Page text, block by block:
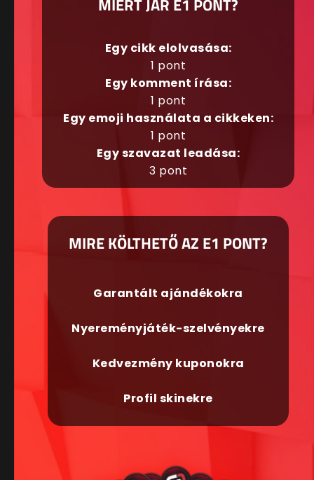
MIÉRT JÁR E1 PONT?
Egy cikk elolvasása:
1 pont
Egy komment írása:
1 pont
Egy emoji használata a cikkeken:
1 pont
Egy szavazat leadása:
3 pont
MIRE KÖLTHETŐ AZ E1 PONT?
Garantált ajándékokra
Nyereményjáték-szelvényekre
Kedvezmény kuponokra
Profil skinekre